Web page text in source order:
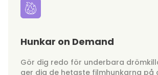
Hunkar on Demand
Gör dig redo för underbara
ger dig de hetaste filmhunkarna på